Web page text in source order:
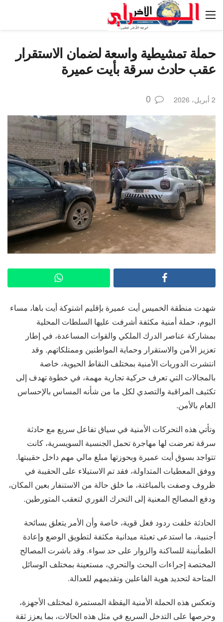
حملة تمشيطية واسعة لضمان الاستقرار
عقب حادث سرقة بأيت عميرة
2 أبريل، 2026 0
شهدت منطقة الخميس أيت عميرة بإقليم اشتوكة أيت باها، مساء
اليوم، حملة أمنية مكثفة أشرفت عليها السلطات المحلية
بمشاركة عناصر الدرك الملكي والقوات المساعدة، في إطار
تعزيز الأمن والاستقرار وحماية المواطنين وممتلكاتهم. وقد
انتشرت الدوريات الأمنية بمختلف النقاط الحيوية، خاصة
بالمجالات التي تعرف حركية تجارية مهمة، في خطوة تهدف إلى
تكثيف المراقبة والتصدي لكل ما من شأنه المساس بالإحساس
العام بالأمن.
وتأتي هذه التحركات الأمنية في سياق تفاعل سريع مع حادثة
سرقة تعرضت لها مهاجرة تحمل الجنسية السويسرية، كانت
تتواجد بسوق أيت عميرة وبحوزتها مبلغ مالي مهم داخل حقيبتها.
ووفق المعطيات المتداولة، فقد تم الاستيلاء على الحقيبة في
ظروف وصفت بالمباغتة، ما خلق حالة من الاستنفار بعين المكان،
ودفع المصالح المعنية إلى التحرك الفوري لتعقب المتورطين.
الحادثة خلفت ردود فعل قوية، خاصة وأن الأمر يتعلق بسائحة
أجنبية، ما استدعى تعبئة ميدانية مكثفة لتطويق الوضع وإعادة
الطمأنينة للساكنة والزوار على حد سواء. وقد باشرت المصالح
المختصة إجراءات البحث والتحري، مستعينة بمختلف الوسائل
المتاحة لتحديد هوية الفاعلين وتقديمهم للعدالة.
وتعكس هذه الحملة الأمنية اليقظة المستمرة لمختلف الأجهزة،
وحرصها على التدخل السريع في مثل هذه الحالات، بما يعزز ثقة